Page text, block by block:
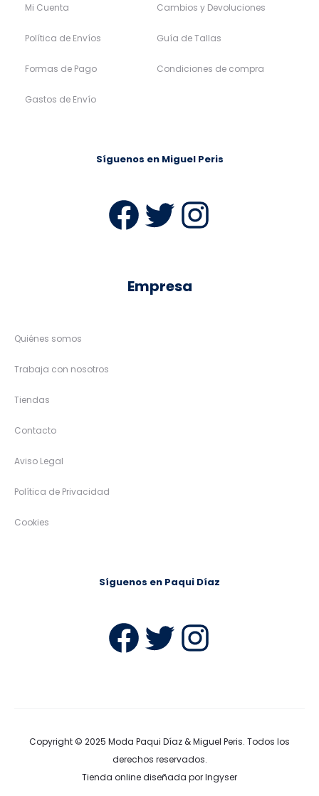
Mi Cuenta
Política de Envíos
Formas de Pago
Gastos de Envío
Cambios y Devoluciones
Guía de Tallas
Condiciones de compra
Síguenos en Miguel Peris
Facebook
Twitter
Empresa
Quiénes somos
Trabaja con nosotros
Tiendas
Contacto
Aviso Legal
Política de Privacidad
Cookies
Síguenos en Paqui Díaz
Facebook
Twitter
Copyright © 2025 Moda Paqui Díaz & Miguel Peris. Todos los
derechos reservados.
Tienda online diseñada por Ingyser